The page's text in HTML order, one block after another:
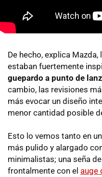
De hecho, explica
estaban fuertemente
guepardo a punto de
cambio, las revisiones
más evocar un diseño
menor cantidad posible
Esto lo vemos tanto en
más pulido y alargado
minimalistas; una seña
frontalmente con el auge